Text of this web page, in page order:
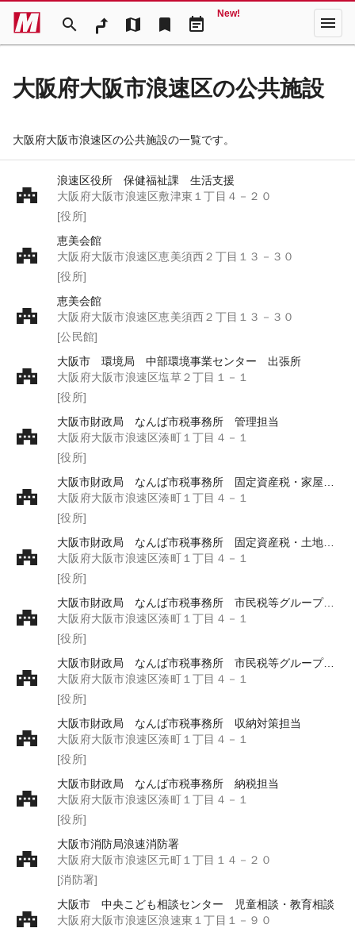
search map bookmark event_note
New! menu
大阪府大阪市浪速区の公共施設
大阪府大阪市浪速区の公共施設の一覧です。
浪速区役所 保健福祉課 生活支援
大阪府大阪市浪速区敷津東１丁目４－２０
[役所]
恵美会館
大阪府大阪市浪速区恵美須西２丁目１３－３０
[役所]
恵美会館
大阪府大阪市浪速区恵美須西２丁目１３－３０
[公民館]
大阪市 環境局 中部環境事業センター 出張所
大阪府大阪市浪速区塩草２丁目１－１
[役所]
大阪市財政局 なんば市税事務所 管理担当
大阪府大阪市浪速区湊町１丁目４－１
[役所]
大阪市財政局 なんば市税事務所 固定資産税・家屋グループ
大阪府大阪市浪速区湊町１丁目４－１
[役所]
大阪市財政局 なんば市税事務所 固定資産税・土地グループ
大阪府大阪市浪速区湊町１丁目４－１
[役所]
大阪市財政局 なんば市税事務所 市民税等グループ 軽自動車税
大阪府大阪市浪速区湊町１丁目４－１
[役所]
大阪市財政局 なんば市税事務所 市民税等グループ 個人市民税
大阪府大阪市浪速区湊町１丁目４－１
[役所]
大阪市財政局 なんば市税事務所 収納対策担当
大阪府大阪市浪速区湊町１丁目４－１
[役所]
大阪市財政局 なんば市税事務所 納税担当
大阪府大阪市浪速区湊町１丁目４－１
[役所]
大阪市消防局浪速消防署
大阪府大阪市浪速区元町１丁目１４－２０
[消防署]
大阪市 中央こども相談センター 児童相談・教育相談
大阪府大阪市浪速区浪速東１丁目１－９０